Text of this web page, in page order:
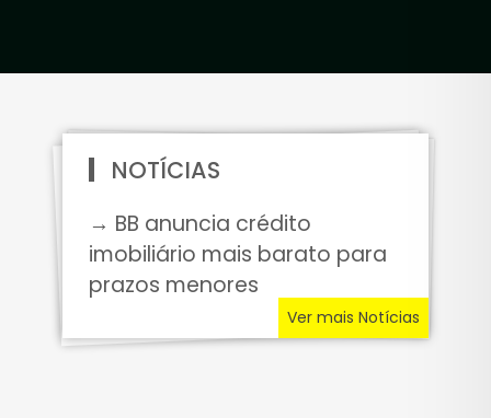
NOTÍCIAS
→ BB anuncia crédito
imobiliário mais barato para
prazos menores
Ver mais Notícias